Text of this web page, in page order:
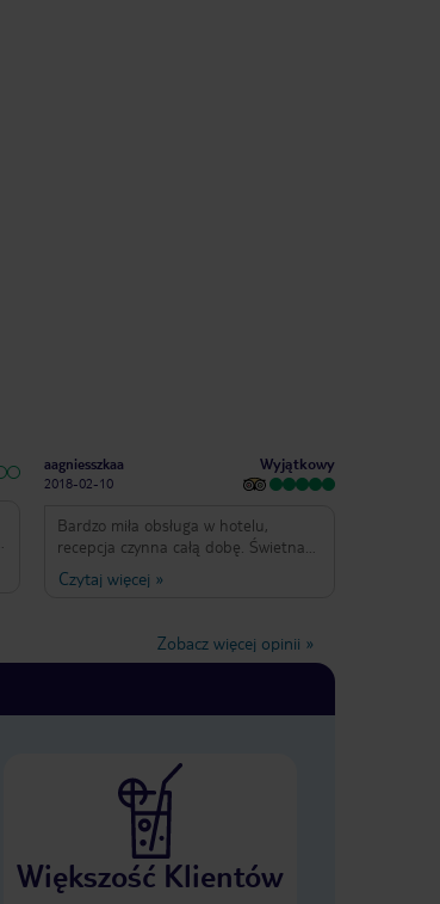
aagniesszkaa
2018-02-10
Wyjątkowy
Bardzo miła obsługa w hotelu,
recepcja czynna całą dobę. Świetna
lokalizacja, w pobliżu hotelu wiele
restauracji i kafejek,blisko centrum.
weekendowy wypad. Serdecznie
Czytaj więcej »
Zobacz więcej opinii »
Większość Klientów